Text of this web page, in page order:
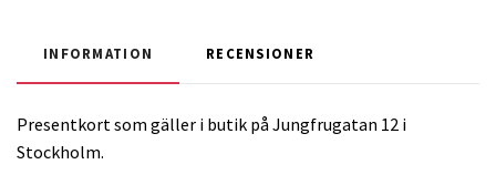
INFORMATION RECENSIONER
Presentkort som gäller i butik på Jungfrugatan 12 i
Stockholm.